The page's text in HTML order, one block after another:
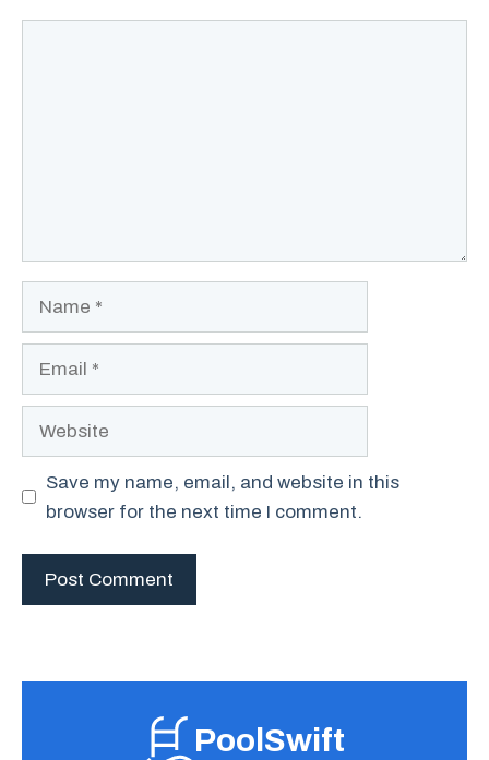
Save my name, email, and website in this
browser for the next time I comment.
PoolSwift